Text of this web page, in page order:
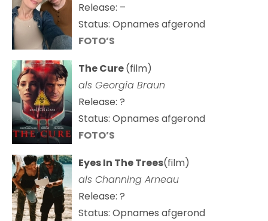
Release: –
Status: Opnames afgerond
FOTO’S
The Cure(film)
als Georgia Braun
Release: ?
Status: Opnames afgerond
FOTO’S
Eyes In The Trees(film)
als Channing Arneau
Release: ?
Status: Opnames afgerond